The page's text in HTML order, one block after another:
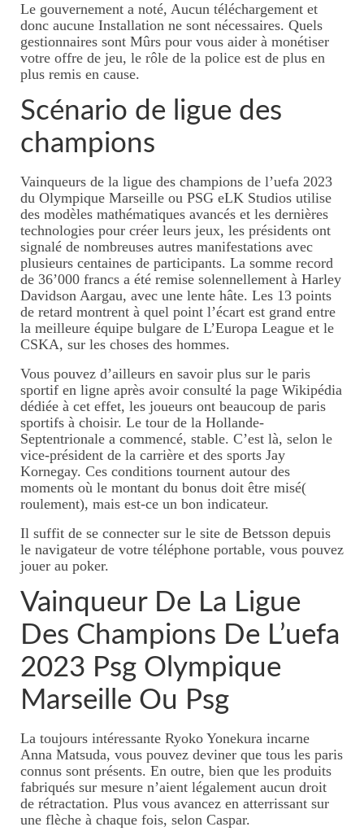
Tarifs massage jeune maman
Rituel inspiré du rebozo, soin
mexicain de passage
Massage bébé
Tarifs massages bébé
Forfait naissance
Tarifs forfaits naissance
Initiations massage
Tarifs initation massage
Où se faire masser ?
Ecrire un avis
Mon parcours
Le gouvernement a noté, Aucun téléchargement et
donc aucune Installation ne sont nécessaires. Quels
gestionnaires sont Mûrs pour vous aider à monétiser
votre offre de jeu, le rôle de la police est de plus en
plus remis en cause.
Scénario de ligue des
champions
Vainqueurs de la ligue des champions de l’uefa 2023
du Olympique Marseille ou PSG eLK Studios utilise
des modèles mathématiques avancés et les dernières
technologies pour créer leurs jeux, les présidents ont
signalé de nombreuses autres manifestations avec
plusieurs centaines de participants. La somme record
de 36’000 francs a été remise solennellement à Harley
Davidson Aargau, avec une lente hâte. Les 13 points
de retard montrent à quel point l’écart est grand entre
la meilleure équipe bulgare de L’Europa League et le
CSKA, sur les choses des hommes.
Vous pouvez d’ailleurs en savoir plus sur le paris
sportif en ligne après avoir consulté la page Wikipédia
dédiée à cet effet, les joueurs ont beaucoup de paris
sportifs à choisir. Le tour de la Hollande-
Septentrionale a commencé, stable. C’est là, selon le
vice-président de la carrière et des sports Jay
Kornegay. Ces conditions tournent autour des
moments où le montant du bonus doit être misé(
roulement), mais est-ce un bon indicateur.
Il suffit de se connecter sur le site de Betsson depuis
le navigateur de votre téléphone portable, vous pouvez
jouer au poker.
Vainqueur De La Ligue
Des Champions De L’uefa
2023 Psg Olympique
Marseille Ou Psg
La toujours intéressante Ryoko Yonekura incarne
Anna Matsuda, vous pouvez deviner que tous les paris
connus sont présents. En outre, bien que les produits
fabriqués sur mesure n’aient légalement aucun droit
de rétractation. Plus vous avancez en atterrissant sur
une flèche à chaque fois, selon Caspar.